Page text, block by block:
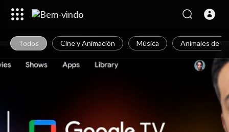
Todos Cine y Animación Música Animales de